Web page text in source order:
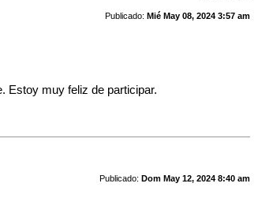
Publicado: Mié May 08, 2024 3:57 am
Estoy muy feliz de participar.
Publicado: Dom May 12, 2024 8:40 am